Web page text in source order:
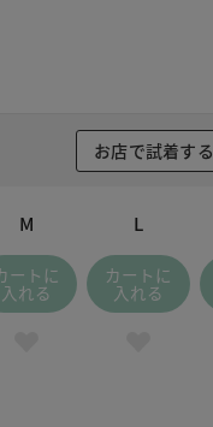
お店で試着する
M
ートに
入れる
L
カートに
入れる